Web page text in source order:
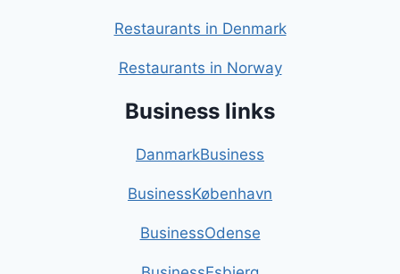
Restaurants in Denmark
Restaurants in Norway
Business links
DanmarkBusiness
BusinessKøbenhavn
BusinessOdense